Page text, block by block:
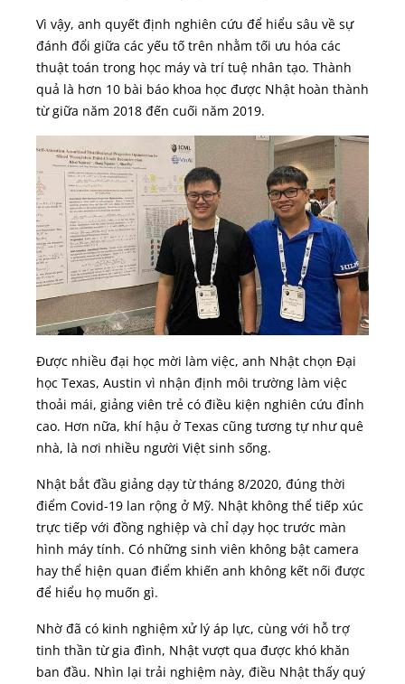
Vì vậy, anh quyết định nghiên cứu để hiểu sâu về sự
đánh đổi giữa các yếu tố trên nhằm tối ưu hóa các
thuật toán trong học máy và trí tuệ nhân tạo. Thành
quả là hơn 10 bài báo khoa học được Nhật hoàn thành
từ giữa năm 2018 đến cuối năm 2019.
Được nhiều đại học mời làm việc, anh Nhật chọn Đại
học Texas, Austin vì nhận định môi trường làm việc
thoải mái, giảng viên trẻ có điều kiện nghiên cứu đỉnh
cao. Hơn nữa, khí hậu ở Texas cũng tương tự như quê
nhà, là nơi nhiều người Việt sinh sống.
Nhật bắt đầu giảng dạy từ tháng 8/2020, đúng thời
điểm Covid-19 lan rộng ở Mỹ. Nhật không thể tiếp xúc
trực tiếp với đồng nghiệp và chỉ dạy học trước màn
hình máy tính. Có những sinh viên không bật camera
hay thể hiện quan điểm khiến anh không kết nối được
để hiểu họ muốn gì.
Nhờ đã có kinh nghiệm xử lý áp lực, cùng với hỗ trợ
tinh thần từ gia đình, Nhật vượt qua được khó khăn
ban đầu. Nhìn lại trải nghiệm này, điều Nhật thấy quý